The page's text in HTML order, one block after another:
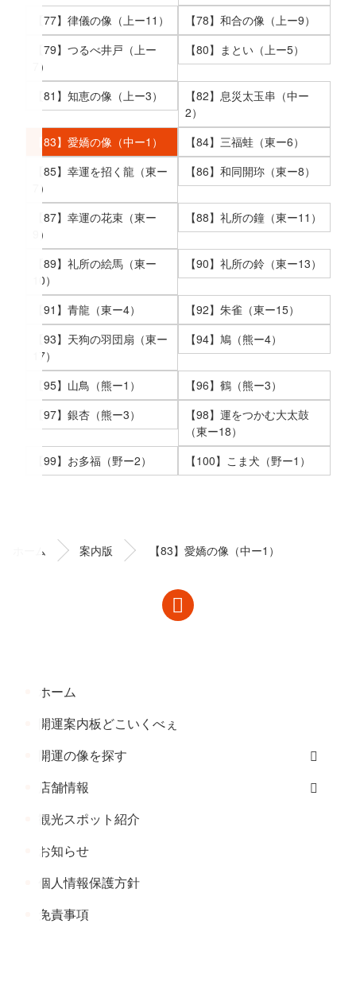
【77】律儀の像（上ー11）
【78】和合の像（上ー9）
【79】つるべ井戸（上ー
7）
【80】まとい（上ー5）
【81】知恵の像（上ー3）
【82】息災太玉串（中ー
2）
【83】愛嬌の像（中ー1）
【84】三福蛙（東ー6）
【85】幸運を招く龍（東ー
7）
【86】和同開珎（東ー8）
【87】幸運の花束（東ー
9）
【88】礼所の鐘（東ー11）
【89】礼所の絵馬（東ー
10）
【90】礼所の鈴（東ー13）
【91】青龍（東ー4）
【92】朱雀（東ー15）
【93】天狗の羽団扇（東ー
17）
【94】鳩（熊ー4）
【95】山鳥（熊ー1）
【96】鶴（熊ー3）
【97】銀杏（熊ー3）
【98】運をつかむ大太鼓
（東ー18）
【99】お多福（野ー2）
【100】こま犬（野ー1）
ホーム 案内版 【83】愛嬌の像（中ー1）
ホーム
開運案内板どこいくべぇ
開運の像を探す
店舗情報
観光スポット紹介
お知らせ
個人情報保護方針
免責事項